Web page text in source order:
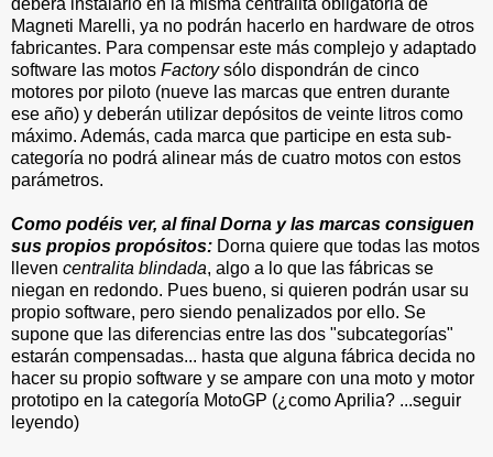
Magneti Marelli, ya no podrán hacerlo en hardware de otros
fabricantes. Para compensar este más complejo y adaptado
software las motos Factorysólo dispondrán de cinco
motores por piloto (nueve las marcas que entren durante
ese año) y deberán utilizar depósitos de veinte litros como
máximo. Además, cada marca que participe en esta sub-
categoría no podrá alinear más de cuatro motos con estos
parámetros.
Como podéis ver, al final Dorna y las marcas consiguen
sus propios propósitos: Dorna quiere que todas las motos
lleven centralita blindada, algo a lo que las fábricas se
niegan en redondo. Pues bueno, si quieren podrán usar su
propio software, pero siendo penalizados por ello. Se
supone que las diferencias entre las dos "subcategorías"
estarán compensadas... hasta que alguna fábrica decida no
hacer su propio software y se ampare con una moto y motor
prototipo en la categoría MotoGP (¿como Aprilia? ...seguir
leyendo)